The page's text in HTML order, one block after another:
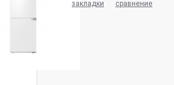
закладки
сравнение